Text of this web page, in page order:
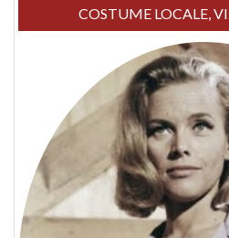
COSTUME LOCALE,